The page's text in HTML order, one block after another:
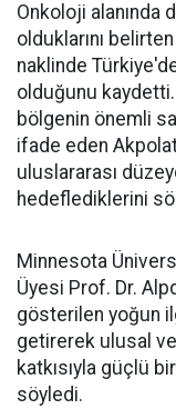
Onkoloji alanında
olduklarını
naklinde
olduğunu
bölgenin önemli
ifade eden
uluslararası
hedeflediklerini
Minnesota
Üyesi Prof. Dr.
gösterilen yoğun
getirerek ulusal
katkısıyla güçlü
söyledi.